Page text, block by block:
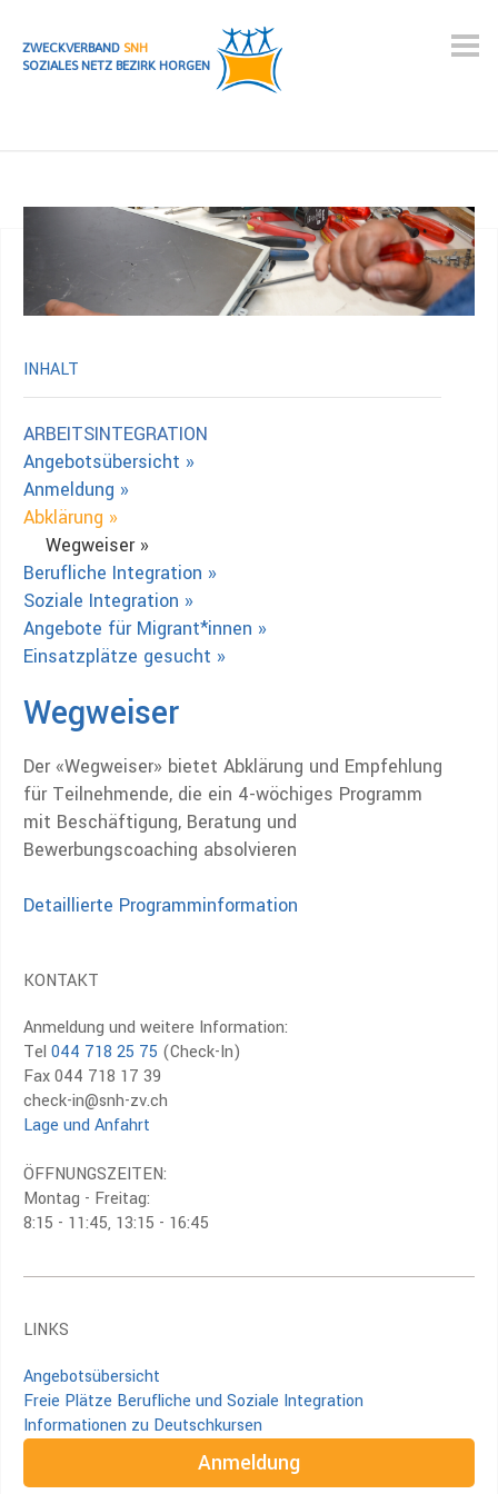
ZWECKVERBAND SNH
SOZIALES NETZ BEZIRK HORGEN
INHALT
ARBEITSINTEGRATION
Angebotsübersicht »
Anmeldung »
Abklärung »
Wegweiser »
Berufliche Integration »
Soziale Integration »
Angebote für Migrant*innen »
Einsatzplätze gesucht »
Wegweiser
Der «Wegweiser» bietet Abklärung und Empfehlung
für Teilnehmende, die ein 4-wöchiges Programm
mit Beschäftigung, Beratung und
Bewerbungscoaching absolvieren
Detaillierte Programminformation
KONTAKT
Anmeldung und weitere Information:
Tel 044 718 25 75 (Check-In)
Fax 044 718 17 39
check-in@snh-zv.ch
Lage und Anfahrt
ÖFFNUNGSZEITEN:
Montag - Freitag:
8:15 - 11:45, 13:15 - 16:45
LINKS
Angebotsübersicht
Freie Plätze Berufliche und Soziale Integration
Informationen zu Deutschkursen
Anmeldung